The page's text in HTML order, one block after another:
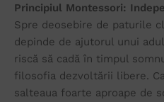
Principiul Montessori:
Spre deosebire de paturile
depinde de ajutorul unui
riscă să cadă în timpul
filosofia dezvoltării libere.
salteaua foarte aproape de